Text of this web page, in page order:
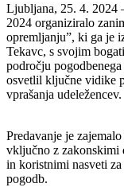
Ljubljana, 25. 4. 2024
2024 organiziralo
opremljanju”, ki ga je
Tekavc, s svojim
področju
osvetlil ključne vidike
vprašanja udeležencev.
Predavanje je
vključno z zakonskimi
in koristnimi nasveti
pogodb.